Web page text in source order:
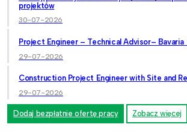
projektów
30-07-2026
Project Engineer – Technical Advisor–
29-07-2026
Construction Project Engineer with Site and
29-07-2026
Dodaj bezpłatnie ofertę pracy Zobacz więcej